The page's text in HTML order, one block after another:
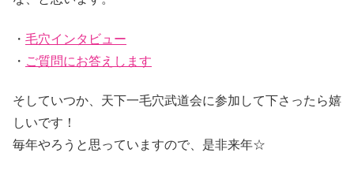
・ 毛穴インタビュー
・ ご質問にお答えします
そしていつか、天下一毛穴武道会に参加して下さったら嬉
しいです！
毎年やろうと思っていますので、是非来年☆